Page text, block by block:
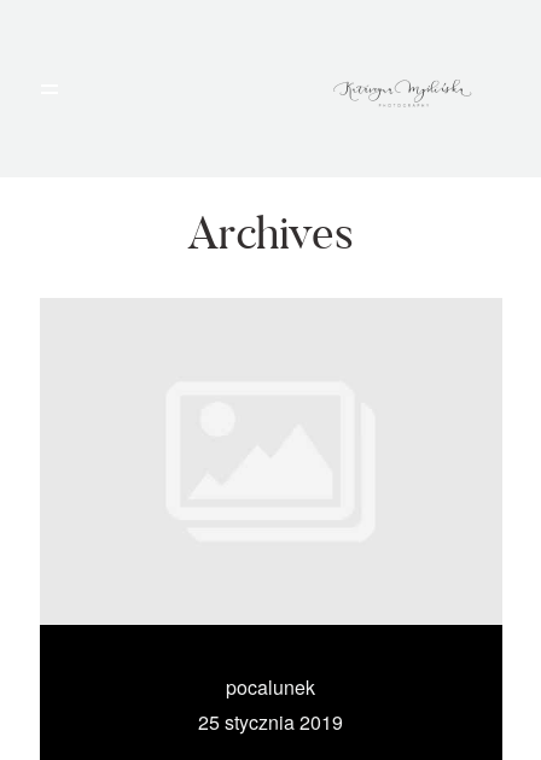
Archives
pocalunek
25 stycznia 2019
PORTFOLIO
UMÓW SIĘ ZE MNĄ →